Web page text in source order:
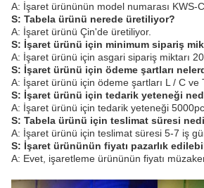
A: İşaret ürününün model numarası KWS-
S: Tabela ürünü nerede üretiliyor?
A: İşaret ürünü Çin'de üretiliyor.
S: İşaret ürünü için minimum sipariş
A: İşaret ürünü için asgari sipariş miktarı
S: İşaret ürünü için ödeme şartları
A: İşaret ürünü için ödeme şartları L / C ve
S: İşaret ürünü için tedarik yeteneği
A: İşaret ürünü için tedarik yeteneği
S: Tabela ürünü için teslimat süresi
A: İşaret ürünü için teslimat süresi 5-7 iş
S: İşaret ürününün fiyatı pazarlık
A: Evet, işaretleme ürününün fiyatı